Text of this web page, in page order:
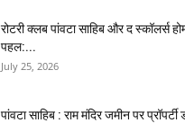
​रोटरी क्लब पांवटा साहिब और द स्कॉलर्स
पहल:...
July 25, 2026
पांवटा साहिब : राम मंदिर जमीन पर प्रॉपर्टी